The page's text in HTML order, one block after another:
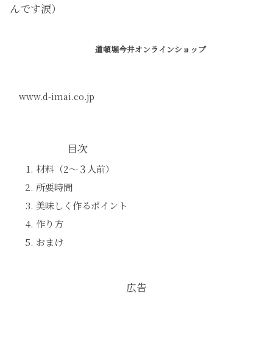
んです涙）
道頓堀今井オンラインショップ
www.d-imai.co.jp
目次
材料（2〜３人前）
所要時間
美味しく作るポイント
作り方
おまけ
広告